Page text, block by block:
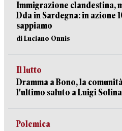
Immigrazione clandestina,
Dda in Sardegna: in azione
sappiamo
di Luciano Onnis
Il lutto
Dramma a Bono, la
l'ultimo saluto a Luigi
Polemica